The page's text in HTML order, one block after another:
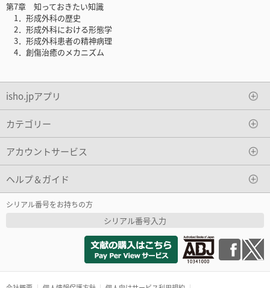
第7章 知っておきたい知識
1．形成外科の歴史
2．形成外科における形態学
3．形成外科患者の精神病理
4．創傷治癒のメカニズム
isho.jpアプリ
カテゴリー
アカウントサービス
ヘルプ＆ガイド
シリアル番号をお持ちの方
シリアル番号入力